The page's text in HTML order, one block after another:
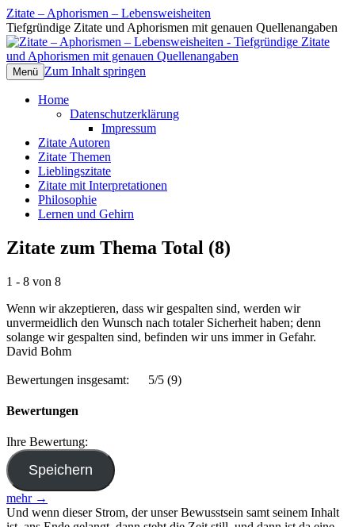
Zitate – Aphorismen – Lebensweisheiten
Tiefgründige Zitate und Aphorismen mit genauen Quellenangaben
Menü Zum Inhalt springen
Home
Datenschutzerklärung
Impressum
Zitate Autoren
Zitate Themen
Lieblingszitate
Zitate mit Interpretationen
Philosophie
Lernen und Gehirn
Zitate zum Thema Total (8)
1 - 8 von 8
Wenn wir akzeptieren, dass wir gespalten sind, werden wir
unvermeidlich den Wunsch nach totaler Sicherheit haben; denn
solange wir gespalten sind, befinden wir uns immer in Gefahr.
David Bohm
Bewertungen insgesamt: 5/5 (9)
Bewertungen
Ihre Bewertung:
mehr →
Und wenn dieser Strom, der unser Bewusstsein samt seinem Inhalt